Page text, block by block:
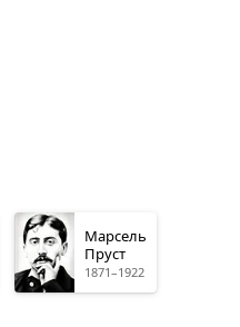
Марсель
Пруст
1871–1922